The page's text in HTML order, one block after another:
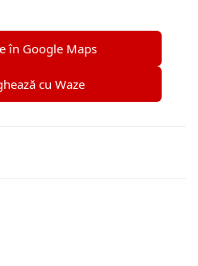
în Google Maps
cu Waze